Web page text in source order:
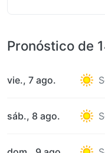
Pronóstico de
vie., 7 ago.
sáb., 8 ago.